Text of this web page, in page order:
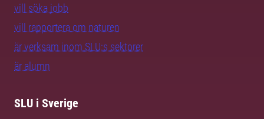
vill söka jobb
vill rapportera om naturen
är verksam inom SLU:s sektorer
är alumn
SLU i Sverige